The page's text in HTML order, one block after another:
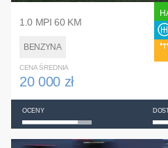
1.0 MPI 60 KM
BENZYNA
CENA ŚREDNIA
20 000 zł
OCENY